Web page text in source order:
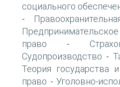
социального
-
право -
Судопроизводство -
Теория государства
право - Уголовно-